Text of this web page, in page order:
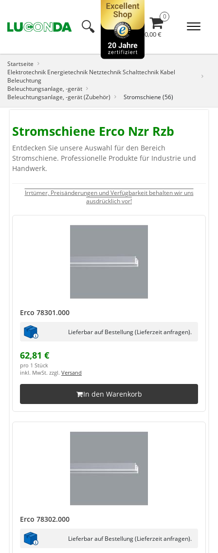
🔍︎ 0,00 €
Startseite
Elektrotechnik Energietechnik Netztechnik Schalttechnik Kabel
Beleuchtung
Beleuchtungsanlage, -gerät
Beleuchtungsanlage, -gerät (Zubehör)
Stromschiene (56)
Stromschiene Erco Nzr Rzb
Entdecken Sie unsere Auswahl für den Bereich
Stromschiene. Professionelle Produkte für Industrie und
Handwerk.
Irrtümer, Preisänderungen und Verfügbarkeit behalten wir uns
ausdrücklich vor!
Erco 78301.000
Lieferbar auf Bestellung (Lieferzeit anfragen).
62,81 €
pro 1 Stück
inkl. MwSt. zzgl. Versand
In den Warenkorb
Erco 78302.000
Lieferbar auf Bestellung (Lieferzeit anfragen).